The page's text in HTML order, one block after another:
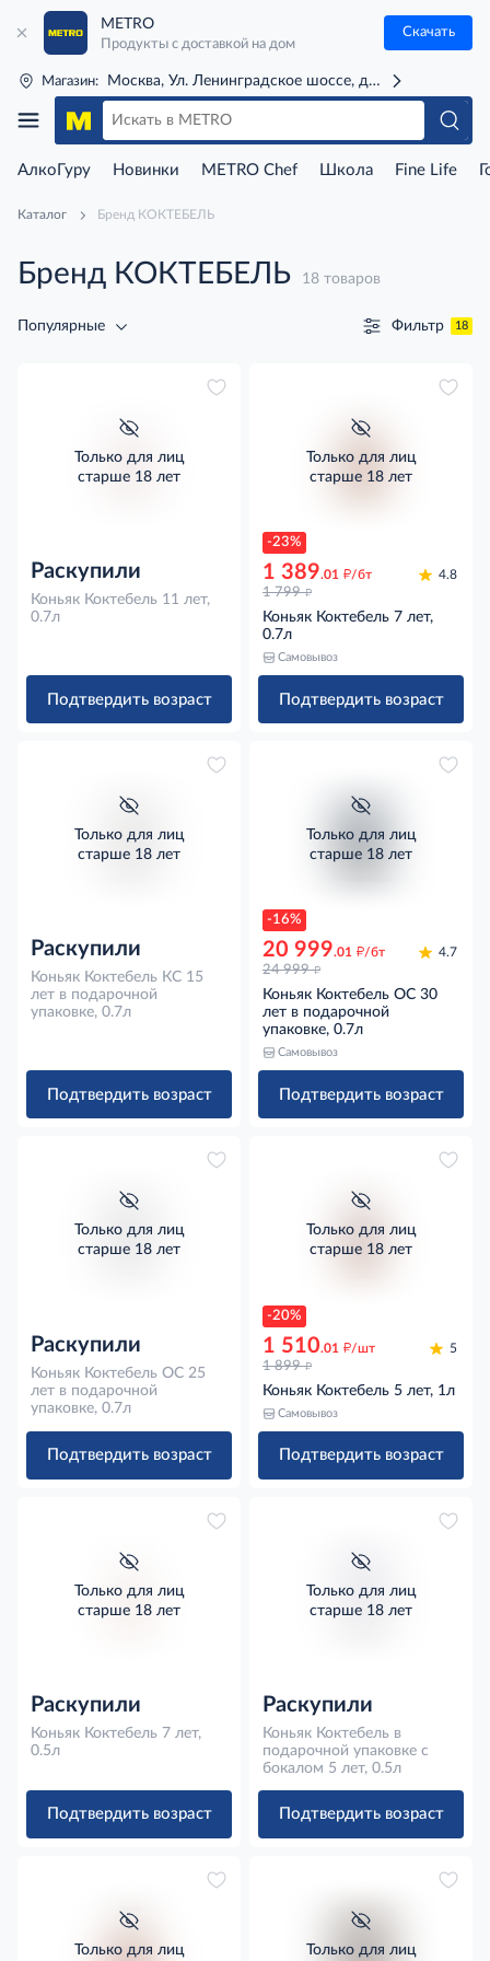
METRO
Продукты с доставкой на дом
Скачать
Магазин: Москва, Ул. Ленинградское шоссе, д. 71Г (м. Речной
АлкоГуру Новинки METRO Chef Школа Fine Life
Каталог Бренд КОКТЕБЕЛЬ
Бренд КОКТЕБЕЛЬ 18 товаров
Популярные Фильтр 18
Только для лиц
старше 18 лет
Раскупили
Коньяк Коктебель 11 лет,
0.7л
Подтвердить возраст
-23%
Только для лиц
старше 18 лет
1 389.01 д/бт
1 799 д
4.8
Коньяк Коктебель 7 лет,
0.7л
Самовывоз
Подтвердить возраст
Только для лиц
старше 18 лет
Раскупили
Коньяк Коктебель КС 15
лет в подарочной
упаковке, 0.7л
Подтвердить возраст
-16%
Только для лиц
старше 18 лет
20 999.01 д/бт
24 999 д
4.7
Коньяк Коктебель ОС 30
лет в подарочной
упаковке, 0.7л
Самовывоз
Подтвердить возраст
Только для лиц
старше 18 лет
Раскупили
Коньяк Коктебель ОС 25
лет в подарочной
упаковке, 0.7л
Подтвердить возраст
-20%
Только для лиц
старше 18 лет
1 510.01 д/шт
1 899 д
5
Коньяк Коктебель 5 лет, 1л
Самовывоз
Подтвердить возраст
Только для лиц
старше 18 лет
Раскупили
Коньяк Коктебель 7 лет,
0.5л
Подтвердить возраст
Только для лиц
старше 18 лет
Раскупили
Коньяк Коктебель в
подарочной упаковке с
бокалом 5 лет, 0.5л
Подтвердить возраст
Только для лиц Только для лиц